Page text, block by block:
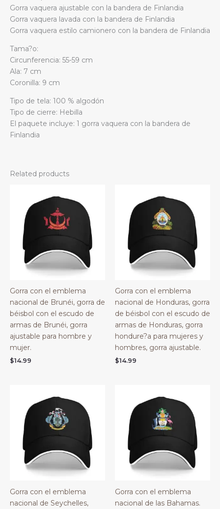
Gorra vaquera ajustable con la bandera de Finlandia
Gorra vaquera lavada con la bandera de Finlandia
Gorra vaquera estilo camionero con la bandera de Finlandia
Tama?o:
Circunferencia: 55-59 cm
Ala: 7 cm
Coronilla: 9 cm
Tipo de tela: 100 % algodón
Tipo de cierre: Hebilla
El paquete incluye: 1 gorra vaquera con la bandera de
Finlandia
Related products
Gorra con el emblema
nacional de Brunéi, gorra de
béisbol con el escudo de
armas de Brunéi, gorra
ajustable para hombre y
mujer.
$14.99
Gorra con el emblema
nacional de Honduras, gorra
de béisbol con el escudo de
armas de Honduras, gorra
hondure?a para mujeres y
hombres, gorra ajustable.
$14.99
Gorra con el emblema
nacional de Seychelles,
Gorra con el emblema
nacional de las Bahamas.